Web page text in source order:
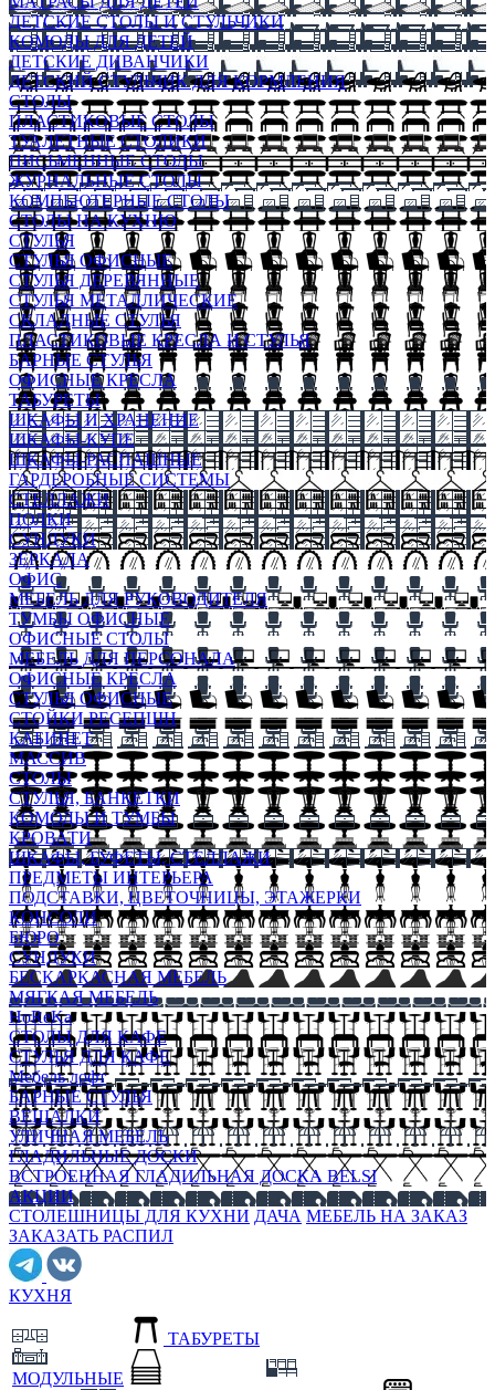
ДЕТСКИЕ СТОЛЫ И СТУЛЬЧИКИ
КОМОДЫ ДЛЯ ДЕТЕЙ
ДЕТСКИЕ ДИВАНЧИКИ
ДЕТСКИЙ СТУЛЬЧИК ДЛЯ КОРМЛЕНИЯ
СТОЛЫ
ПЛАСТИКОВЫЕ СТОЛЫ
ТУАЛЕТНЫЕ СТОЛИКИ
ПИСЬМЕННЫЕ СТОЛЫ
ЖУРНАЛЬНЫЕ СТОЛЫ
КОМПЬЮТЕРНЫЕ СТОЛЫ
СТОЛЫ НА КУХНЮ
СТУЛЬЯ
СТУЛЬЯ ОФИСНЫЕ
СТУЛЬЯ ДЕРЕВЯННЫЕ
СТУЛЬЯ МЕТАЛЛИЧЕСКИЕ
СКЛАДНЫЕ СТУЛЬЯ
ПЛАСТИКОВЫЕ КРЕСЛА И СТУЛЬЯ
БАРНЫЕ СТУЛЬЯ
ОФИСНЫЕ КРЕСЛА
ТАБУРЕТЫ
ШКАФЫ И ХРАНЕНИЕ
ШКАФЫ-КУПЕ
ШКАФЫ-РАСПАШНЫЕ
ГАРДЕРОБНЫЕ СИСТЕМЫ
СТЕЛЛАЖИ
ПОЛКИ
СУНДУКИ
ЗЕРКАЛА
ОФИС
МЕБЕЛЬ ДЛЯ РУКОВОДИТЕЛЯ
ТУМБЫ ОФИСНЫЕ
ОФИСНЫЕ СТОЛЫ
МЕБЕЛЬ ДЛЯ ПЕРСОНАЛА
ОФИСНЫЕ КРЕСЛА
СТУЛЬЯ ОФИСНЫЕ
СТОЙКИ РЕСЕПШН
КАБИНЕТ
МАССИВ
СТОЛЫ
СТУЛЬЯ, БАНКЕТКИ
КОМОДЫ И ТУМБЫ
КРОВАТИ
ШКАФЫ, БУФЕТЫ, СТЕЛЛАЖИ
ПРЕДМЕТЫ ИНТЕРЬЕРА
ПОДСТАВКИ, ЦВЕТОЧНИЦЫ, ЭТАЖЕРКИ
КОНСОЛИ
БЮРО
СУНДУКИ
БЕСКАРКАСНАЯ МЕБЕЛЬ
МЯГКАЯ МЕБЕЛЬ
HoReKa
СТОЛЫ ДЛЯ КАФЕ
СТУЛЬЯ ДЛЯ КАФЕ
Мебель лофт
БАРНЫЕ СТУЛЬЯ
ВЕШАЛКИ
УЛИЧНАЯ МЕБЕЛЬ
ГЛАДИЛЬНЫЕ ДОСКИ
ВСТРОЕННАЯ ГЛАДИЛЬНАЯ ДОСКА BELSI
АКЦИИ
СТОЛЕШНИЦЫ ДЛЯ КУХНИ ДАЧА МЕБЕЛЬ НА ЗАКАЗ
ЗАКАЗАТЬ РАСПИЛ
КУХНЯ
МОДУЛЬНЫЕ
ТАБУРЕТЫ